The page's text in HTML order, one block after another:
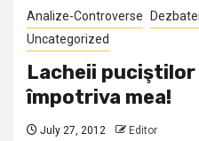
Analize-Controverse
Uncategorized
Lacheii
împotriva mea!
July 27, 2012 Editor